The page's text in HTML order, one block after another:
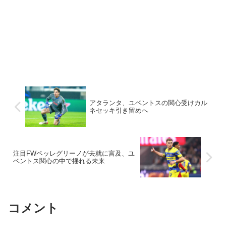
アタランタ、ユベントスの関心受けカル
ネセッキ引き留めへ
注目FWペッレグリーノが去就に言及、ユ
ベントス関心の中で揺れる未来
コメント